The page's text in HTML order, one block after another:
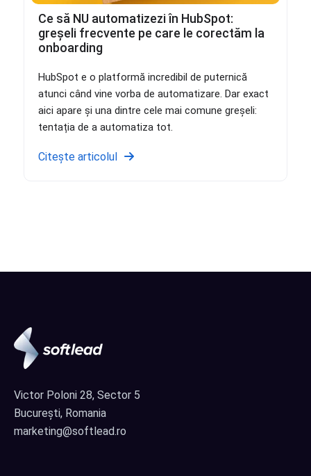
Ce să NU automatizezi în HubSpot:
greșeli frecvente pe care le corectăm la
onboarding
HubSpot e o platformă incredibil de puternică
atunci când vine vorba de automatizare. Dar exact
aici apare și una dintre cele mai comune greșeli:
tentația de a automatiza tot.
Citește articolul
Victor Poloni 28, Sector 5
București, Romania
marketing@softlead.ro